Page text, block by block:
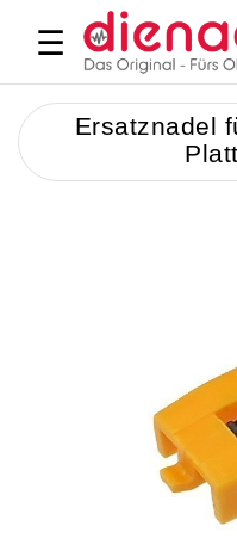
☰
Ersatznadel